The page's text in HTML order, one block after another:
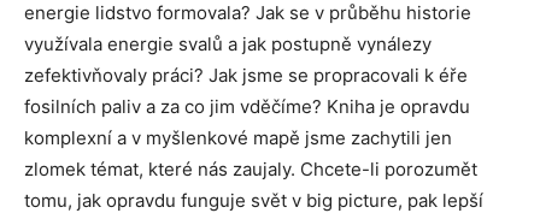
energie lidstvo formovala? Jak se v průběhu historie
využívala energie svalů a jak postupně vynálezy
zefektivňovaly práci? Jak jsme se propracovali k éře
fosilních paliv a za co jim vděčíme? Kniha je opravdu
komplexní a v myšlenkové mapě jsme zachytili jen
zlomek témat, které nás zaujaly. Chcete-li porozumět
tomu, jak opravdu funguje svět v big picture, pak lepší